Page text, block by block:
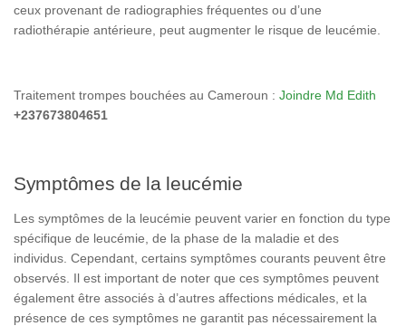
ceux provenant de radiographies fréquentes ou d’une
radiothérapie antérieure, peut augmenter le risque de leucémie.
Traitement trompes bouchées au Cameroun : Joindre Md Edith
+237673804651
Symptômes de la leucémie
Les symptômes de la leucémie peuvent varier en fonction du type
spécifique de leucémie, de la phase de la maladie et des
individus. Cependant, certains symptômes courants peuvent être
observés. Il est important de noter que ces symptômes peuvent
également être associés à d’autres affections médicales, et la
présence de ces symptômes ne garantit pas nécessairement la